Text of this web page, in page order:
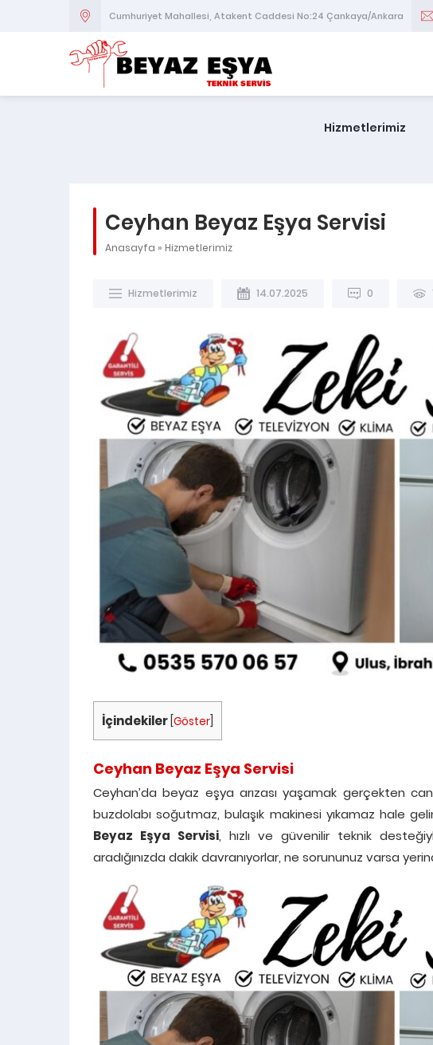
Cumhuriyet Mahallesi, Atakent Caddesi No:24 Çankaya/Ankara
Hizmetlerimiz
Ceyhan Beyaz Eşya Servisi
Anasayfa » Hizmetlerimiz
Hizmetlerimiz 14.07.2025 0
İçindekiler Göster
Ceyhan Beyaz Eşya Servisi
Ceyhan’da beyaz eşya arızası yaşamak gerçekten can
buzdolabı soğutmaz, bulaşık makinesi yıkamaz hale
Beyaz Eşya Servisi, hızlı ve güvenilir teknik
aradığınızda dakik davranıyorlar, ne sorununuz varsa